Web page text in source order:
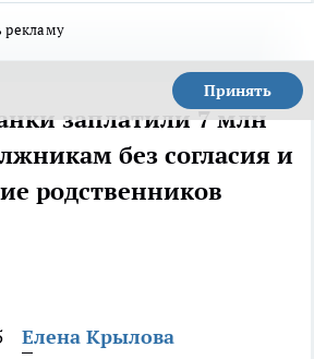
рекламу
Принять
заплатили 7 млн
без согласия и
родственников
Елена Крылова